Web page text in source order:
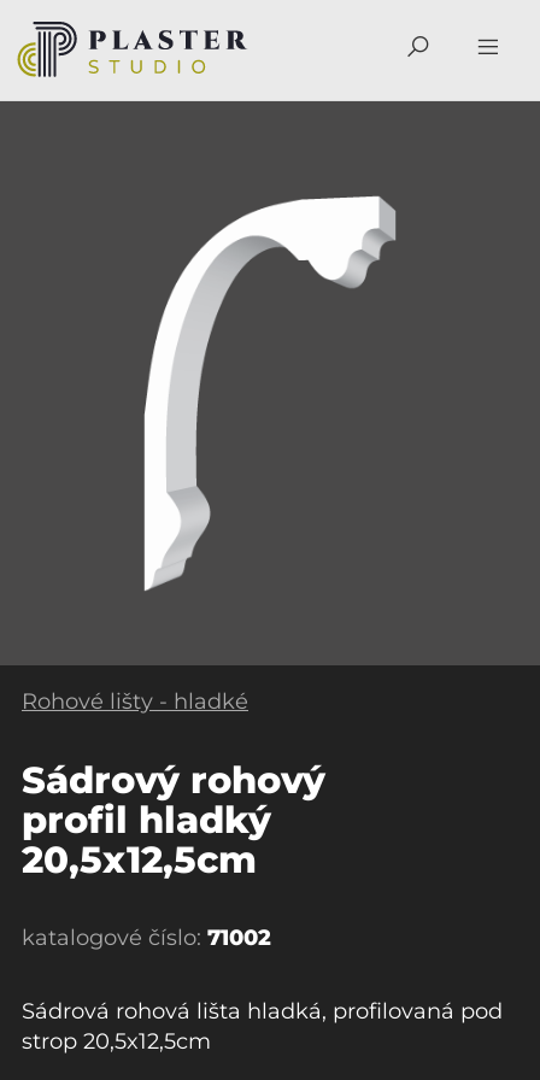
Rohové lišty - hladké
Sádrový rohový
profil hladký
20,5x12,5cm
katalogové číslo: 71002
Sádrová rohová lišta hladká, profilovaná pod
strop 20,5x12,5cm